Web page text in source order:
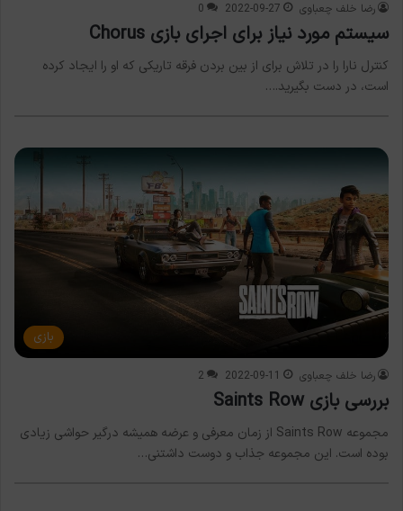
رضا خلف چعباوی 2022-09-27
0
سیستم مورد نیاز برای اجرای بازی Chorus
کنترل نارا را در تلاش برای از بین بردن فرقه تاریکی که او را ایجاد کرده
است، در دست بگیرید.…
بازی
رضا خلف چعباوی 2022-09-11
2
بررسی بازی Saints Row
مجموعه Saints Row از زمان معرفی و عرضه همیشه درگیر حواشی زیادی
بوده است. این مجموعه جذاب و دوست داشتنی…